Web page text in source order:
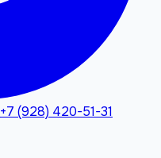
+7 (928) 420-51-31